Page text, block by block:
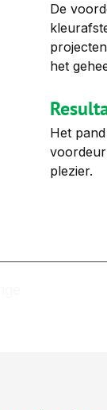
De
het
Het
plezier.